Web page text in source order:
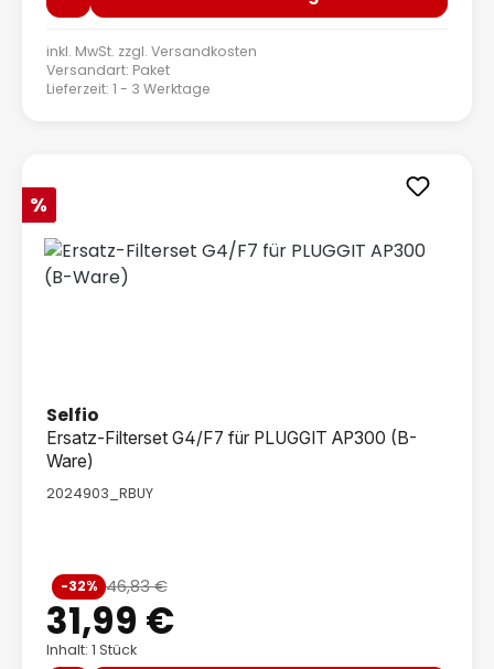
inkl. MwSt. zzgl. Versandkosten
Versandart: Paket
Lieferzeit: 1 - 3 Werktage
Rabatt
%
Selfio
Ersatz-Filterset G4/F7 für PLUGGIT AP300 (B-
Ware)
2024903_RBUY
Verkaufspreis:
31,99 €
Regulärer Preis:
46,83 €
-32%
Inhalt: 1 Stück